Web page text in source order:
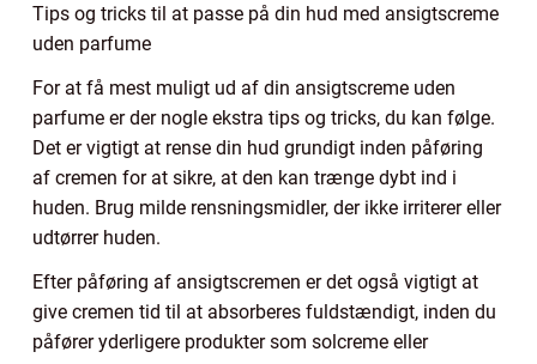
Tips og tricks til at passe på din hud med ansigtscreme
uden parfume
For at få mest muligt ud af din ansigtscreme uden
parfume er der nogle ekstra tips og tricks, du kan følge.
Det er vigtigt at rense din hud grundigt inden påføring
af cremen for at sikre, at den kan trænge dybt ind i
huden. Brug milde rensningsmidler, der ikke irriterer eller
udtørrer huden.
Efter påføring af ansigtscremen er det også vigtigt at
give cremen tid til at absorberes fuldstændigt, inden du
påfører yderligere produkter som solcreme eller